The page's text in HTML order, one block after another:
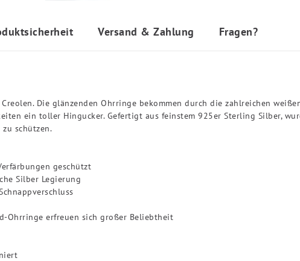
Versand & Zahlung Fragen?
Die glänzenden Ohrringe bekommen durch die zahlreichen
ein toller Hingucker. Gefertigt aus feinstem 925er Sterling Silber,
schützen.
geschützt
Silber Legierung
Ohrringe erfreuen sich großer Beliebtheit